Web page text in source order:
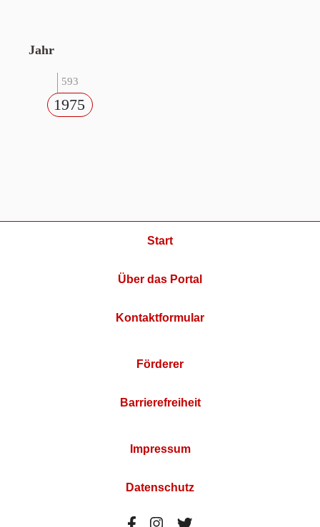
Jahr
593
1975
Start
Über das Portal
Kontaktformular
Förderer
Barrierefreiheit
Impressum
Datenschutz